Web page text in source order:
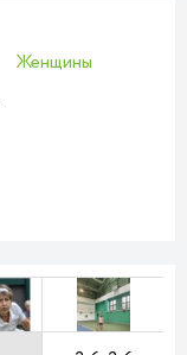
Женщины